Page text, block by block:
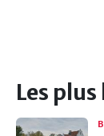
Les plus